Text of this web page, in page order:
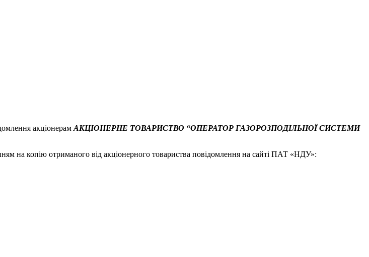
акціонерам АКЦІОНЕРНЕ ТОВАРИСТВО “ОПЕРАТОР ГАЗОРОЗПОДІЛЬНОЇ СИСТЕМИ
на копію отриманого від акціонерного товариства повідомлення на сайті ПАТ «НДУ»: